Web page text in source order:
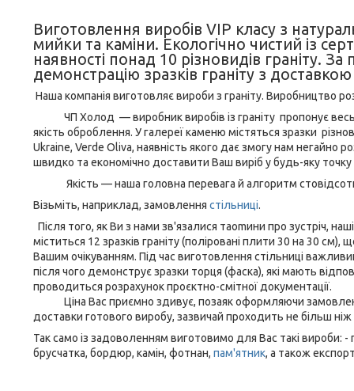
Виготовлення виробів VIP класу з
мийки та каміни. Екологічно чистий із
наявності понад 10 різновидів граніту.
демонстрацію зразків граніту з
Наша компанія виготовляє вироби з граніту. Виробництво
ЧП Холод — виробник виробів із граніту пропонує весь
якість оброблення. У галереї каменю містяться зразки
Ukraine, Verde Oliva, наявність якого дає змогу нам негайно
швидко та економічно доставити Ваш виріб у будь-яку точку
Якість — наша головна перевага й алгоритм
Візьміть, наприклад, замовлення стільниці.
Після того, як Ви з нами зв'язалися таomини про зустріч,
міститься 12 зразків граніту (поліровані плити 30 на 30
Вашим очікуванням. Під час виготовлення стільниці
після чого демонструє зразки торця (фаска), які мають
проводиться розрахунок проєктно-смітної документації.
Ціна Вас приємно здивує, позаяк оформляючи
доставки готового виробу, зазвичай проходить не більш ніж
Так само із задоволенням виготовимо для Вас такі вироби: -
брусчатка, бордюр, камін, фотнан, пам'ятник, а також